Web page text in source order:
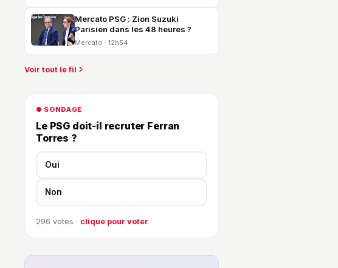
Mercato PSG : Zion Suzuki
Parisien dans les 48 heures ?
Mercato · 12h54
Voir tout le fil
● SONDAGE
Le PSG doit-il recruter Ferran
Torres ?
Oui
Non
296 votes · clique pour voter